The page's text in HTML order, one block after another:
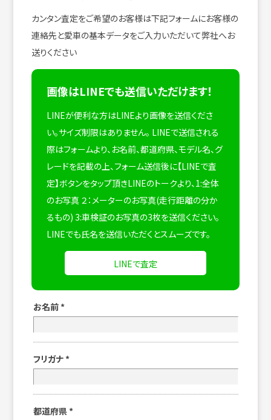
カンタン査定をご希望のお客様は下記フォームにお客様の
連絡先と愛車の基本データをご入力いただいて弊社へお
送りください
画像はLINEでも送信いただけます！
LINEが便利な方はLINEより画像を送信くださ
い。サイズ制限はありません。 LINEで送信される
際はフォームより、お名前、都道府県、モデル名、グ
レードを記載の上、フォーム送信後に【LINEで査
定】ボタンをタップ頂きLINEのトークより、1:全体
のお写真 ２：メーターのお写真(走行距離の分か
るもの) 3:車検証のお写真の3枚を送信ください。
LINEでも氏名を送信いただくとスムーズです。
LINEで査定
お名前 *
フリガナ *
都道府県 *